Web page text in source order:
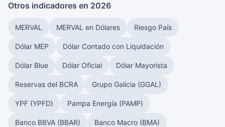
Otros indicadores en 2026
MERVAL MERVAL en Dólares Riesgo País
Dólar MEP Dólar Contado con Liquidación
Dólar Blue Dólar Oficial Dólar Mayorista
Reservas del BCRA Grupo Galicia (GGAL)
YPF (YPFD) Pampa Energía (PAMP)
Banco BBVA (BBAR) Banco Macro (BMA)